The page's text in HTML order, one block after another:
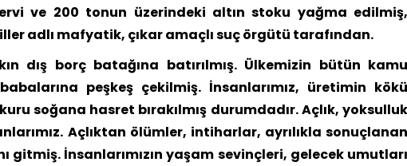
ve 200 tonun üzerindeki altın stoku yağma edilmiş,
adlı mafyatik, çıkar amaçlı suç örgütü tarafından.
dış borç batağına batırılmış. Ülkemizin bütün kamu
peşkeş çekilmiş. İnsanlarımız, üretimin kökü
soğana hasret bırakılmış durumdadır. Açlık, yoksulluk
Açlıktan ölümler, intiharlar, ayrılıkla sonuçlanan
gitmiş. İnsanlarımızın yaşam sevinçleri, gelecek umutları